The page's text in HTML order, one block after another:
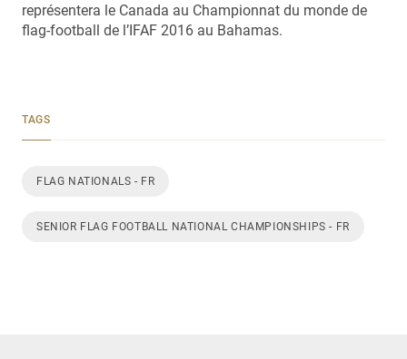
représentera le Canada au Championnat du monde de
flag-football de l’IFAF 2016 au Bahamas.
TAGS
FLAG NATIONALS - FR
SENIOR FLAG FOOTBALL NATIONAL CHAMPIONSHIPS - FR